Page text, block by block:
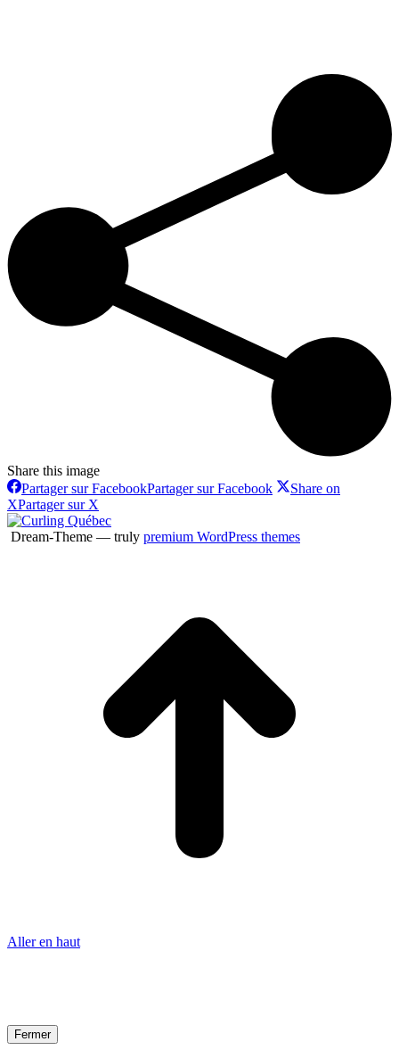
Share this image
Partager sur FacebookPartager sur Facebook
Share on
XPartager sur X
Dream-Theme — truly premium WordPress themes
Aller en haut
Fermer